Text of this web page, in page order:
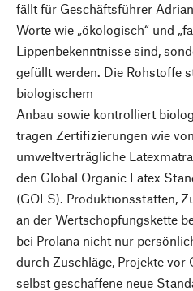
fällt für Geschäftsführer
Worte wie „ökologisch“ und
Lippenbekenntnisse sind,
gefüllt werden. Die Rohstoffe
biologischem
Anbau sowie kontrolliert
tragen Zertifizierungen wie
umweltverträgliche
den Global Organic Latex
(GOLS). Produktionsstätten,
an der Wertschöpfungskette
bei Prolana nicht nur
durch Zuschläge, Projekte vor
selbst geschaffene neue